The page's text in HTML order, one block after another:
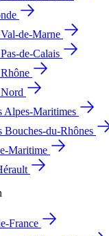
de-Marne
de-Calais
Nord
Alpes-Maritimes
Bouches-du-Rhônes
Maritime
France